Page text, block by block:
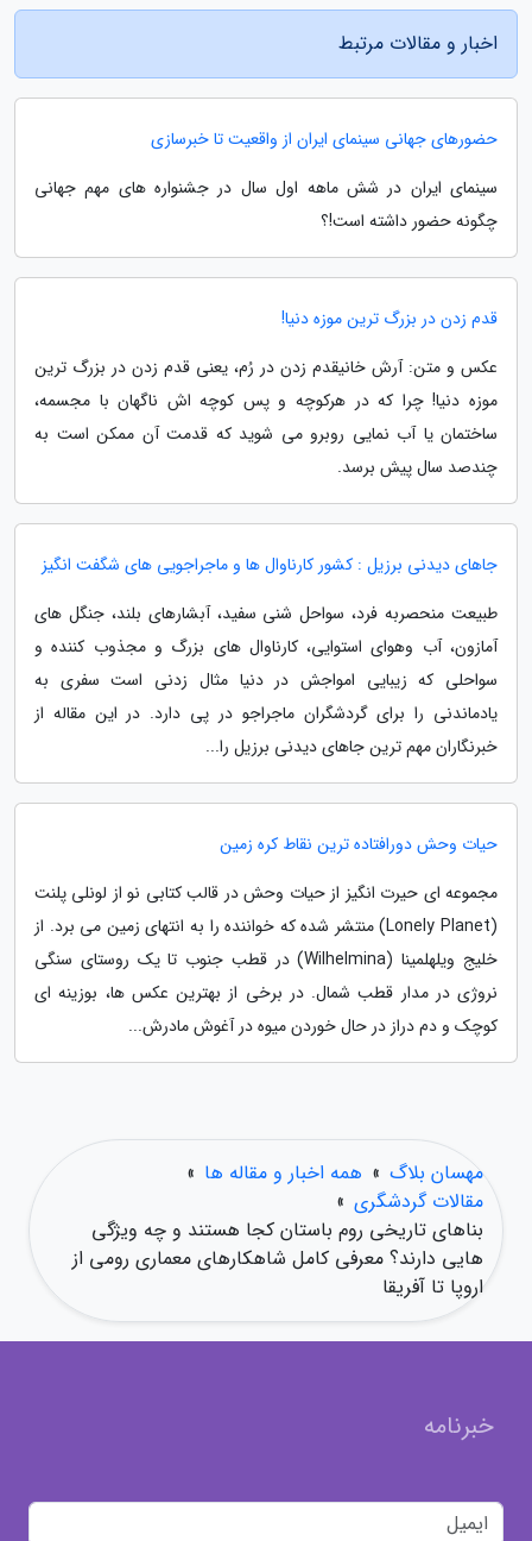
اخبار و مقالات مرتبط
حضورهای جهانی سینمای ایران از واقعیت تا خبرسازی
سینمای ایران در شش ماهه اول سال در جشنواره های مهم جهانی
چگونه حضور داشته است!؟
قدم زدن در بزرگ ترین موزه دنیا!
عکس و متن: آرش خانیقدم زدن در رُم، یعنی قدم زدن در بزرگ ترین
موزه دنیا! چرا که در هرکوچه و پس کوچه اش ناگهان با مجسمه،
ساختمان یا آب نمایی روبرو می شوید که قدمت آن ممکن است به
چندصد سال پیش برسد.
جاهای دیدنی برزیل : کشور کارناوال ها و ماجراجویی های شگفت انگیز
طبیعت منحصربه فرد، سواحل شنی سفید، آبشارهای بلند، جنگل های
آمازون، آب وهوای استوایی، کارناوال های بزرگ و مجذوب کننده و
سواحلی که زیبایی امواجش در دنیا مثال زدنی است سفری به
یادماندنی را برای گردشگران ماجراجو در پی دارد. در این مقاله از
خبرنگاران مهم ترین جاهای دیدنی برزیل را...
حیات وحش دورافتاده ترین نقاط کره زمین
مجموعه ای حیرت انگیز از حیات وحش در قالب کتابی نو از لونلی پلنت
(Lonely Planet) منتشر شده که خواننده را به انتهای زمین می برد. از
خلیج ویلهلمینا (Wilhelmina) در قطب جنوب تا یک روستای سنگی
نروژی در مدار قطب شمال. در برخی از بهترین عکس ها، بوزینه ای
کوچک و دم دراز در حال خوردن میوه در آغوش مادرش...
مهسان بلاگ » همه اخبار و مقاله ها »
مقالات گردشگری »
بناهای تاریخی روم باستان کجا هستند و چه ویژگی
هایی دارند؟ معرفی کامل شاهکارهای معماری رومی از
اروپا تا آفریقا
خبرنامه